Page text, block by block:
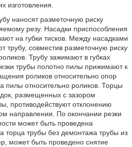
изготовления.
наносят разметочную риску
резу. Насадки приспособления
на губки тисков. Между насадками
трубу, совместив разметочную риску
Трубу зажимают в губках
трубы полотно пилы прижимают к
роликов относительно опор
пилы относительно роликов. Торцы
размещенных с зазором
противодействуют отклонению
направлении. По окончании резки
может быть проведена
торца трубы без демонтажа трубы из
может быть проведено снятие